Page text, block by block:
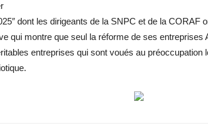
dont les dirigeants de la SNPC et de la CORAF
qui montre que seul la réforme de ses entreprises
entreprises qui sont voués au préoccupation